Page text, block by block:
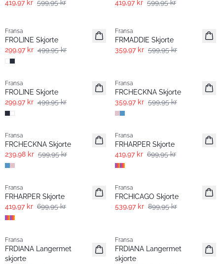
419,97 kr 599,95 kr 419,97 kr 599,95 kr
Fransa
FROLINE Skjorte
299,97 kr 499,95 kr
Fransa
FRMADDIE Skjorte
359,97 kr 599,95 kr
- 40% | Salg
Fransa
FROLINE Skjorte
299,97 kr 499,95 kr
Fransa
FRCHECKNA Skjorte
359,97 kr 599,95 kr
- 60% | Salg
Fransa
FRCHECKNA Skjorte
239,98 kr 599,95 kr
- 40% | Salg
Fransa
FRHARPER Skjorte
419,97 kr 699,95 kr
- 40% | Salg
Fransa
FRHARPER Skjorte
419,97 kr 699,95 kr
- 40% | Salg
Fransa
FRCHICAGO Skjorte
539,97 kr 899,95 kr
- 50%
Fransa
FRDIANA Langermet
skjorte
Fransa
FRDIANA Langermet
skjorte